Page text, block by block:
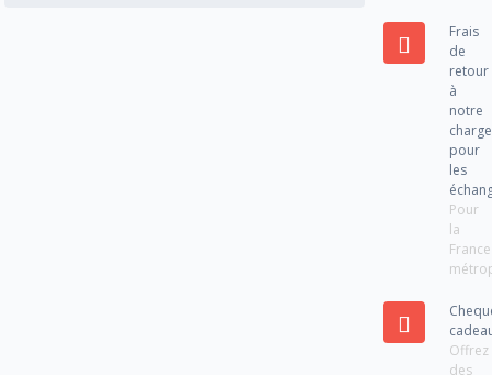
Frais
de
retour
à
notre
charge
pour
les
Pour
la
France
Offrez
des